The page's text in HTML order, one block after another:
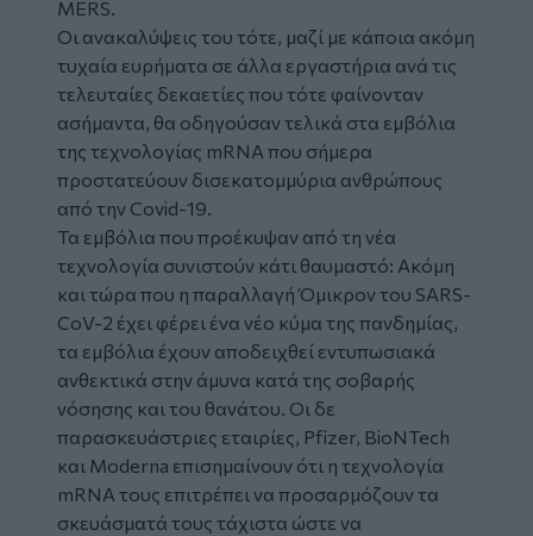
MERS.
Οι ανακαλύψεις του τότε, μαζί με κάποια ακόμη
τυχαία ευρήματα σε άλλα εργαστήρια ανά τις
τελευταίες δεκαετίες που τότε φαίνονταν
ασήμαντα, θα οδηγούσαν τελικά στα εμβόλια
της τεχνολογίας mRNA που σήμερα
προστατεύουν δισεκατομμύρια ανθρώπους
από την Covid-19.
Τα εμβόλια που προέκυψαν από τη νέα
τεχνολογία συνιστούν κάτι θαυμαστό: Ακόμη
και τώρα που η παραλλαγή Όμικρον του SARS-
CoV-2 έχει φέρει ένα νέο κύμα της πανδημίας,
τα εμβόλια έχουν αποδειχθεί εντυπωσιακά
ανθεκτικά στην άμυνα κατά της σοβαρής
νόσησης και του θανάτου. Οι δε
παρασκευάστριες εταιρίες, Pfizer, BioNTech
και Moderna επισημαίνουν ότι η τεχνολογία
mRNA τους επιτρέπει να προσαρμόζουν τα
σκευάσματά τους τάχιστα ώστε να